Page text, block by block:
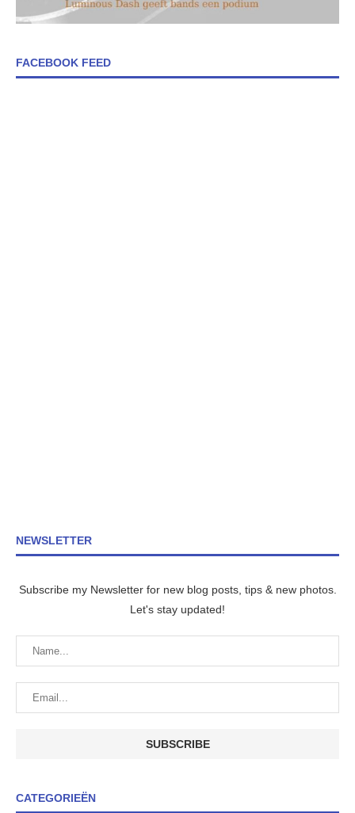
FACEBOOK FEED
NEWSLETTER
Subscribe my Newsletter for new blog posts, tips & new photos.
Let's stay updated!
CATEGORIEËN